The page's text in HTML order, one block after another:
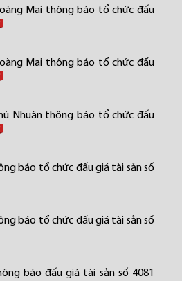
Mai thông báo tổ chức đấu
Mai thông báo tổ chức đấu
Nhuận thông báo tổ chức đấu
báo tổ chức đấu giá tài sản số
báo tổ chức đấu giá tài sản số
báo đấu giá tài sản số 4081